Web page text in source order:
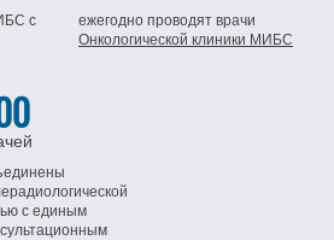
с
ежегодно проводят врачи
Онкологической клиники МИБС
с единым